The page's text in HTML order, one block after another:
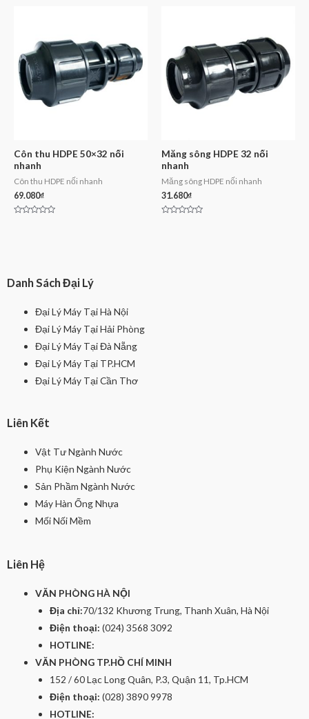
Côn thu HDPE 50×32 nối
nhanh
Côn thu HDPE nối nhanh
69.080₫
Măng sông HDPE 32 nối
nhanh
Măng sông HDPE nối nhanh
31.680₫
Danh Sách Đại Lý
Đại Lý Máy Tại Hà Nội
Đại Lý Máy Tại Hải Phòng
Đại Lý Máy Tại Đà Nẵng
Đại Lý Máy Tại TP.HCM
Đại Lý Máy Tại Cần Thơ
Liên Kết
Vật Tư Ngành Nước
Phụ Kiện Ngành Nước
Sản Phầm Ngành Nước
Máy Hàn Ống Nhựa
Mối Nối Mềm
Liên Hệ
VĂN PHÒNG HÀ NỘI
Địa chỉ:70/132 Khương Trung, Thanh Xuân, Hà Nội
Điện thoại: (024) 3568 3092
HOTLINE:
VĂN PHÒNG TP.HỒ CHÍ MINH
152 / 60 Lạc Long Quân, P.3, Quận 11, Tp.HCM
Điện thoại: (028) 3890 9978
HOTLINE: